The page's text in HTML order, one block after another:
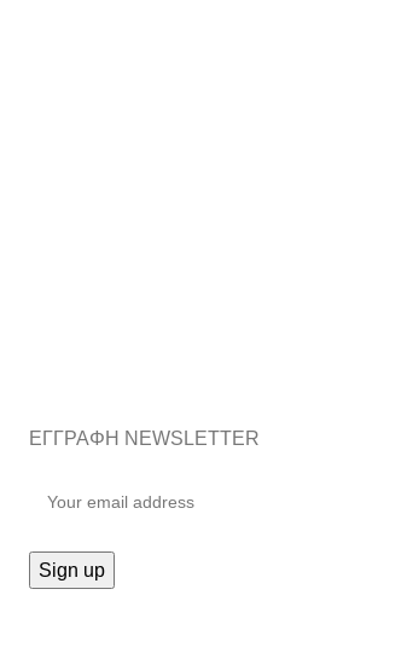
ΕΓΓΡΑΦΗ NEWSLETTER